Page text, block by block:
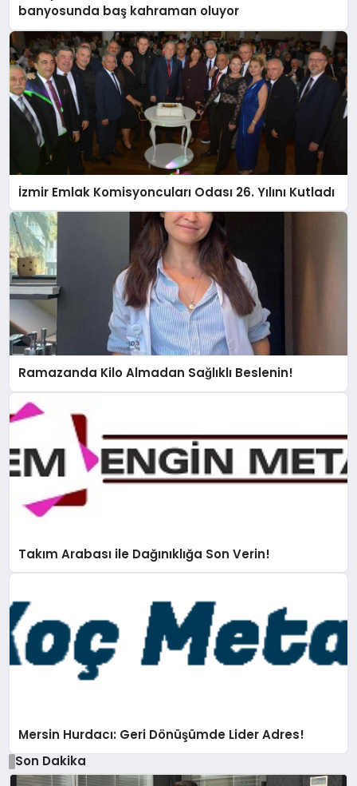
banyosunda baş kahraman oluyor
İzmir Emlak Komisyoncuları Odası 26. Yılını Kutladı
Ramazanda Kilo Almadan Sağlıklı Beslenin!
Takım Arabası ile Dağınıklığa Son Verin!
Mersin Hurdacı: Geri Dönüşümde Lider Adres!
Son Dakika